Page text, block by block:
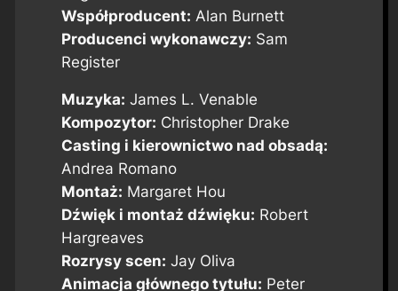
Współproducent: Alan Burnett
Producenci wykonawczy: Sam
Register
Muzyka: James L. Venable
Kompozytor: Christopher Drake
Casting i kierownictwo nad obsadą:
Andrea Romano
Montaż: Margaret Hou
Dźwięk i montaż dźwięku: Robert
Hargreaves
Rozrysy scen: Jay Oliva
Animacja głównego tytułu: Peter